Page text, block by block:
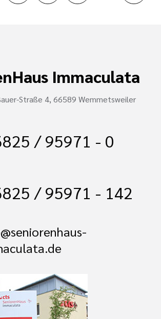
Immaculata
Straße 4, 66589 Wemmetsweiler
/ 95971 - 0
/ 95971 - 142